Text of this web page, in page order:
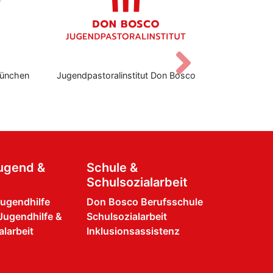
Jugendpastoralinstitut Don BoscoVor
&
&
Schule &
Schulsozialarbeit
Don Bosco Berufsschule
Schulsozialarbeit
Inklusionsassistenz